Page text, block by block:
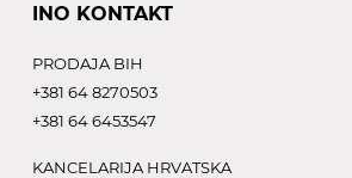
INO KONTAKT
PRODAJA BIH
+381 64 8270503
+381 64 6453547
KANCELARIJA HRVATSKA